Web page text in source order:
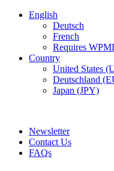
English
Deutsch
French
Requires
Country
United States
Deutschland
Japan (JPY)
Newsletter
Contact Us
FAQs